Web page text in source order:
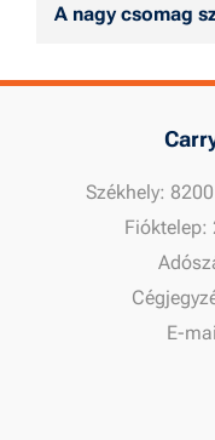
A nagy csomag
Székhely:
Fióktelep:
E-